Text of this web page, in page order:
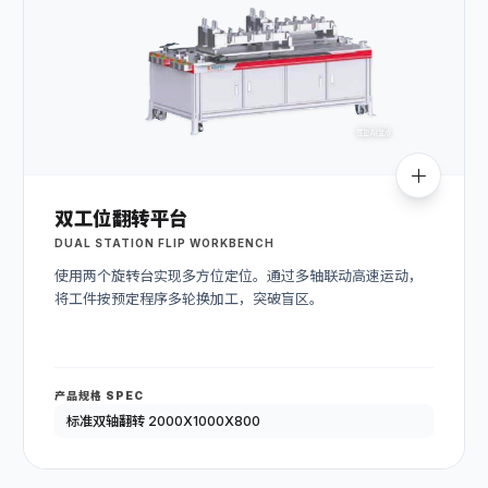
双工位翻转平台
DUAL STATION FLIP WORKBENCH
使用两个旋转台实现多方位定位。通过多轴联动高速运动，
将工件按预定程序多轮换加工，突破盲区。
产品规格 SPEC
标准双轴翻转 2000X1000X800